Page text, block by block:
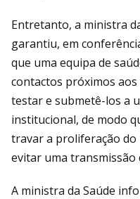
Entretanto, a ministra
garantiu, em
que uma equipa de
contactos próximos
testar e submetê-los a
institucional, de modo
travar a proliferação
evitar uma transmissão
A ministra da Saúde